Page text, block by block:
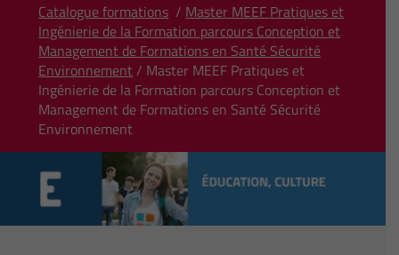
Catalogue formations / Master MEEF Pratiques et
Ingénierie de la Formation parcours Conception et
Management de Formations en Santé Sécurité
Environnement/ Master MEEF Pratiques et
Ingénierie de la Formation parcours Conception et
Management de Formations en Santé Sécurité
Environnement